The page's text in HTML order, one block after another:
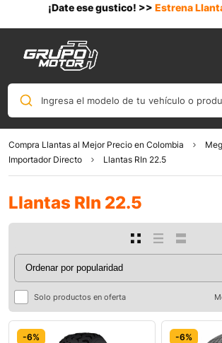
¡Date ese gustico! >> Estrena
Ingresa el modelo de tu vehículo o
Compra Llantas al Mejor Precio en Colombia
Importador Directo
Llantas RIn 22.5
Llantas RIn 22.5
Solo productos en oferta
-6% -6%